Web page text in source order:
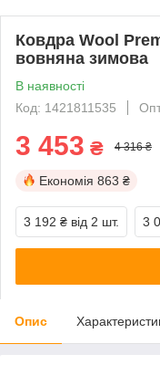
Ковдра Wool
вовняна зимова
В наявності
Код: 1421811535
3 453 ₴ 4 316 ₴
Економія 863 ₴
3 192 ₴ від 2 шт. 3
Опис